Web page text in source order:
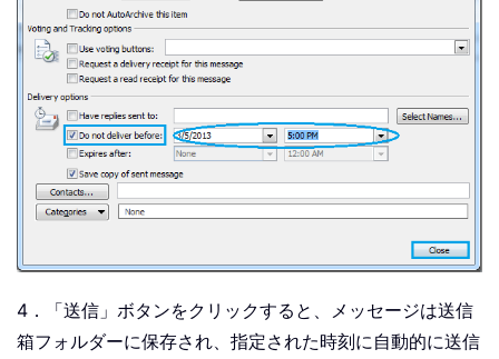
4．「送信」ボタンをクリックすると、メッセージは送信
箱フォルダーに保存され、指定された時刻に自動的に送信